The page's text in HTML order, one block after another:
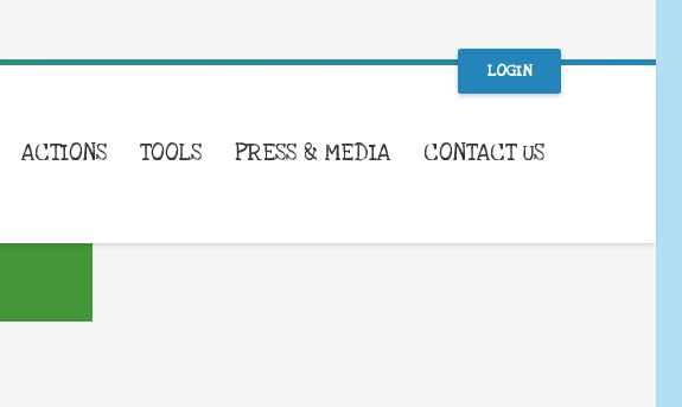
LOGIN
ACTIONS TOOLS PRESS & MEDIA CONTACT US